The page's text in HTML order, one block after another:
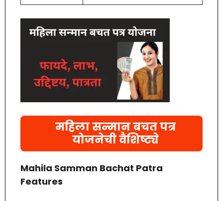
महिला सन्मान बचत पत्र
योजनेची वैशिष्ट्ये
Mahila Samman Bachat Patra
Features